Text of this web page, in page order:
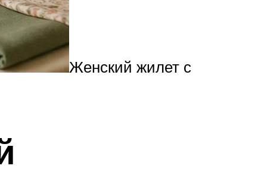
Женский жилет с